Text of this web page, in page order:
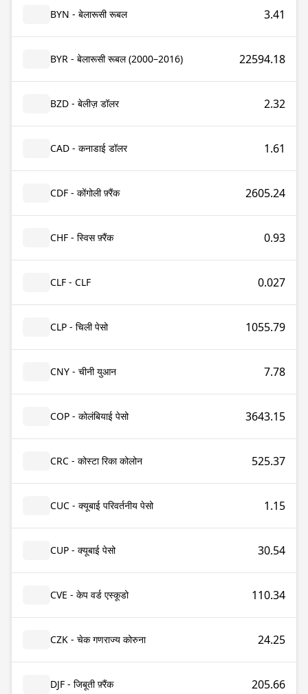
BYN - बेलारूसी रूबल 3.41
BYR - बेलारूसी रूबल (2000–2016) 22594.18
BZD - बेलीज़ डॉलर 2.32
CAD - कनाडाई डॉलर 1.61
CDF - कोंगोली फ़्रैंक 2605.24
CHF - स्विस फ़्रैंक 0.93
CLF - CLF 0.027
CLP - चिली पेसो 1055.79
CNY - चीनी युआन 7.78
COP - कोलंबियाई पेसो 3643.15
CRC - कोस्टा रिका कोलोन 525.37
CUC - क्यूबाई परिवर्तनीय पेसो 1.15
CUP - क्यूबाई पेसो 30.54
CVE - केप वर्ड एस्कूडो 110.34
CZK - चेक गणराज्य कोरुना 24.25
DJF - जिबूती फ़्रैंक 205.66